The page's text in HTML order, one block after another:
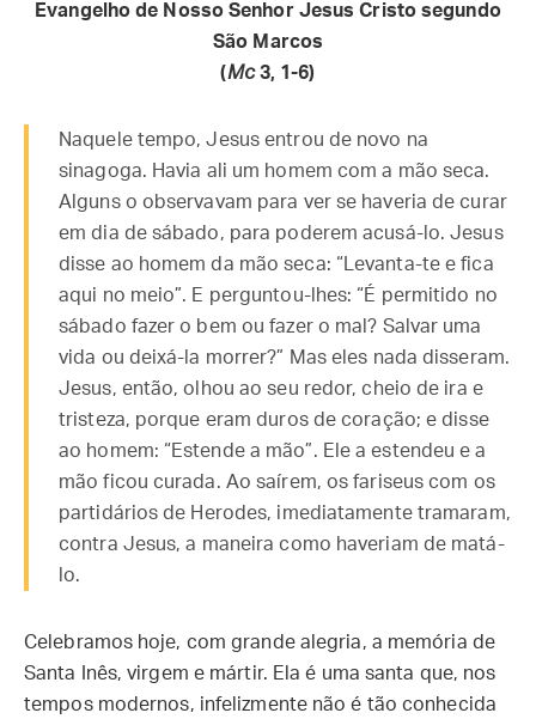
Evangelho de Nosso Senhor Jesus Cristo segundo
São Marcos
(Mc3, 1-6)
Naquele tempo, Jesus entrou de novo na
sinagoga. Havia ali um homem com a mão seca.
Alguns o observavam para ver se haveria de curar
em dia de sábado, para poderem acusá-lo. Jesus
disse ao homem da mão seca: “Levanta-te e fica
aqui no meio”. E perguntou-lhes: “É permitido no
sábado fazer o bem ou fazer o mal? Salvar uma
vida ou deixá-la morrer?” Mas eles nada disseram.
Jesus, então, olhou ao seu redor, cheio de ira e
tristeza, porque eram duros de coração; e disse
ao homem: “Estende a mão”. Ele a estendeu e a
mão ficou curada. Ao saírem, os fariseus com os
partidários de Herodes, imediatamente tramaram,
contra Jesus, a maneira como haveriam de matá-
lo.
Celebramos hoje, com grande alegria, a memória de
Santa Inês, virgem e mártir. Ela é uma santa que, nos
tempos modernos, infelizmente não é tão conhecida